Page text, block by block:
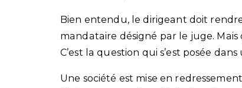
Bien entendu, le dirigeant doit
mandataire désigné par le juge. Mais
C’est la question qui s’est posée
Une société est mise en